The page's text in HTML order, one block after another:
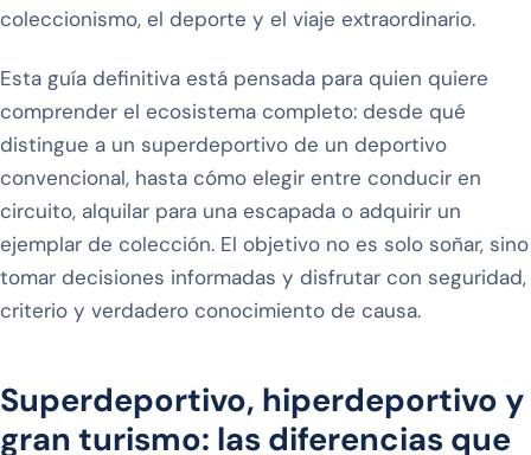
coleccionismo, el deporte y el viaje extraordinario.
Esta guía definitiva está pensada para quien quiere
comprender el ecosistema completo: desde qué
distingue a un superdeportivo de un deportivo
convencional, hasta cómo elegir entre conducir en
circuito, alquilar para una escapada o adquirir un
ejemplar de colección. El objetivo no es solo soñar, sino
tomar decisiones informadas y disfrutar con seguridad,
criterio y verdadero conocimiento de causa.
Superdeportivo, hiperdeportivo y
gran turismo: las diferencias que